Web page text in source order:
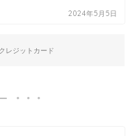
2024年5月5日
レジットカード